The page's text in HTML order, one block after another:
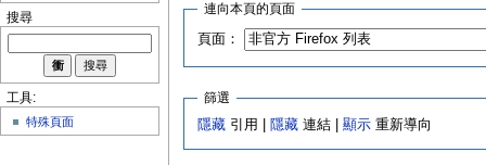
連向本頁的頁面
頁面：
篩選
隱藏 引用 | 隱藏 連結 |顯示 重新導向
搜尋
工具:
特殊頁面